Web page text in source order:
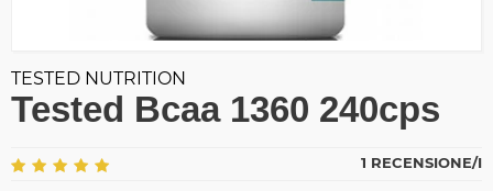
TESTED NUTRITION
Tested Bcaa 1360 240cps
1 RECENSIONE/I